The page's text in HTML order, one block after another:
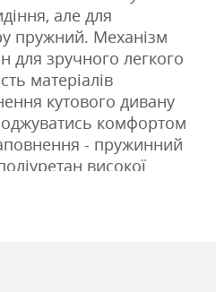
але для
пружний. Механізм
для зручного легкого
матеріалів
кутового дивану
комфортом
- пружинний
високої